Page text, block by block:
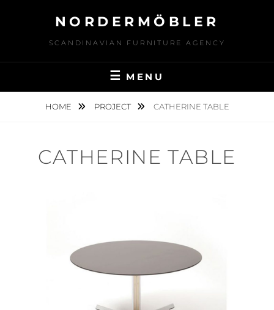
NORDERMÖBLER
SCANDINAVIAN FURNITURE AGENCY
MENU
HOME PROJECT CATHERINE TABLE
CATHERINE TABLE